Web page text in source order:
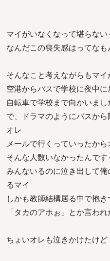
マイがいなくなって堪らな
なんだこの喪失感はってなも
そんなこと考えながらもマ
空港からバスで学校に夜中
自転車で学校まで向かいま
で、ドラマのようにバスか
オレ
メールで行くっていったか
そんな人数いなかったんで
みんないるのに泣き出して
るマイ
しかも教師結構居る中で抱
「タカのアホぉ」とか言われ
ちょいオレも泣きかけたけど